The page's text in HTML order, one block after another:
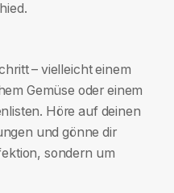
– vielleicht einem
Gemüse oder einem
Höre auf deinen
und gönne dir
sondern um